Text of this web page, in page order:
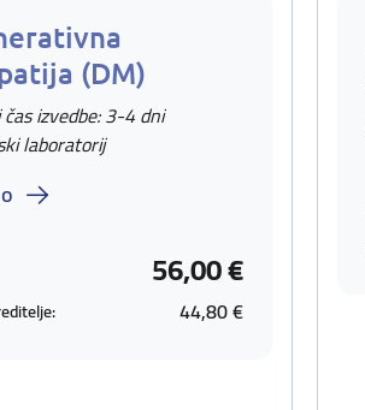
(DM)
izvedbe: 3-4 dni
laboratorij
56,00 €
44,80 €